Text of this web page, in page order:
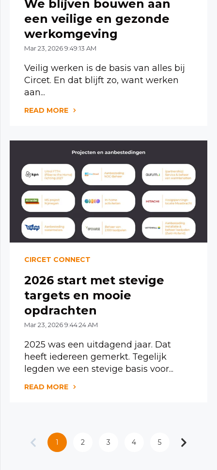
We blijven bouwen aan
een veilige en gezonde
werkomgeving
Mar 23, 2026 9:49:13 AM
Veilig werken is de basis van alles bij
Circet. En dat blijft zo, want werken
aan...
READ MORE
CIRCET CONNECT
2026 start met stevige
targets en mooie
opdrachten
Mar 23, 2026 9:44:24 AM
2025 was een uitdagend jaar. Dat
heeft iedereen gemerkt. Tegelijk
legden we een stevige basis voor...
READ MORE
1 2 3 4 5